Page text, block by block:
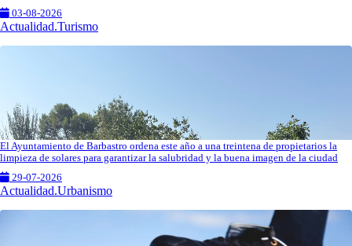
03-08-2026
Actualidad.Turismo
El Ayuntamiento de Barbastro ordena este año a una treintena de propietarios la
limpieza de solares para garantizar la salubridad y la buena imagen de la ciudad
29-07-2026
Actualidad.Urbanismo